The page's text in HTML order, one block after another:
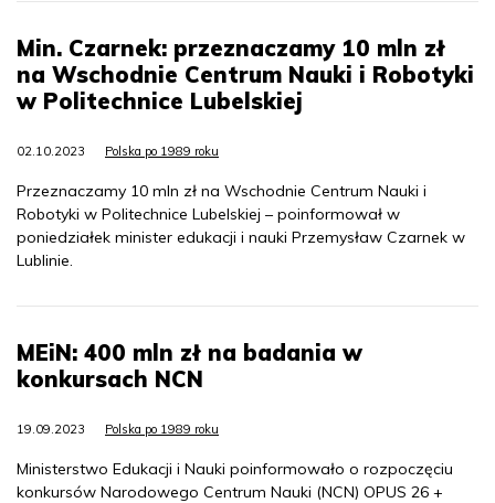
Min. Czarnek: przeznaczamy 10 mln zł
na Wschodnie Centrum Nauki i Robotyki
w Politechnice Lubelskiej
02.10.2023 Polska po 1989 roku
Przeznaczamy 10 mln zł na Wschodnie Centrum Nauki i
Robotyki w Politechnice Lubelskiej – poinformował w
poniedziałek minister edukacji i nauki Przemysław Czarnek w
Lublinie.
MEiN: 400 mln zł na badania w
konkursach NCN
19.09.2023 Polska po 1989 roku
Ministerstwo Edukacji i Nauki poinformowało o rozpoczęciu
konkursów Narodowego Centrum Nauki (NCN) OPUS 26 +